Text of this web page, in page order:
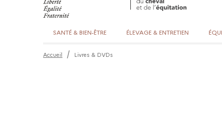
SANTÉ & BIEN-ÊTRE ÉLEVAGE & ENTRETIEN
Accueil Livres & DVDs